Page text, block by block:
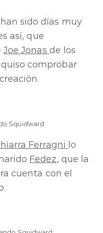
sido días muy
así, que
Joe Jonas de los
comprobar
Squidward
Ferragni lo
Fedez, que la
cuenta con el